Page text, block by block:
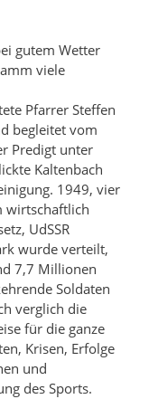
gutem Wetter
viele
Pfarrer Steffen
begleitet vom
Predigt unter
Kaltenbach
1949, vier
wirtschaftlich
UdSSR
wurde verteilt,
7,7 Millionen
Soldaten
verglich die
für die ganze
Krisen, Erfolge
und
des Sports.